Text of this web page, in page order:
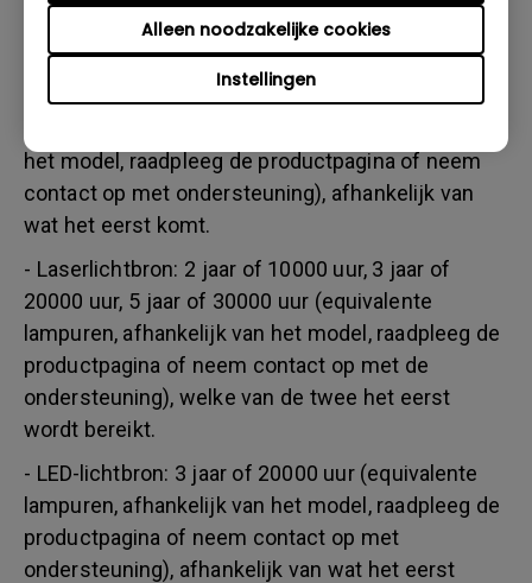
Instellingen
Alleen noodzakelijke cookies
Garantie op de lamp (hierna lichtbron genoemd) is
gebaseerd op het type lichtbron en is beperkt tot:
- Lamp (UHP) lichtbron: 1 jaar of 2000 uur/ 3 jaar
het model, raadpleeg de productpagina of neem
contact op met ondersteuning), afhankelijk van
wat het eerst komt.
- Laserlichtbron: 2 jaar of 10000 uur, 3 jaar of
20000 uur, 5 jaar of 30000 uur (equivalente
lampuren, afhankelijk van het model, raadpleeg de
productpagina of neem contact op met de
ondersteuning), welke van de twee het eerst
wordt bereikt.
- LED-lichtbron: 3 jaar of 20000 uur (equivalente
lampuren, afhankelijk van het model, raadpleeg de
productpagina of neem contact op met
ondersteuning), afhankelijk van wat het eerst